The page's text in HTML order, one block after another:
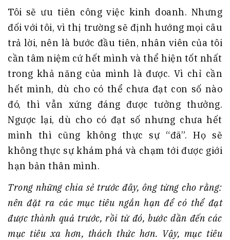
Tôi sẽ ưu tiên công việc kinh doanh. Nhưng
đối với tôi, vì thị trường sẽ định hướng mọi câu
trả lời, nên là bước đầu tiên, nhân viên của tôi
cần tâm niệm cứ hết mình và thể hiện tốt nhất
trong khả năng của mình là được. Vì chỉ cần
hết mình, dù cho có thể chưa đạt con số nào
đó, thì vẫn xứng đáng được tưởng thưởng.
Ngược lại, dù cho có đạt số nhưng chưa hết
mình thì cũng không thực sự “đã”. Họ sẽ
không thực sự khám phá và chạm tới được giới
hạn bản thân mình.
Trong những chia sẻ trước đây, ông từng cho rằng:
nên đặt ra các mục tiêu ngắn hạn để có thể đạt
được thành quả trước, rồi từ đó, bước dần đến các
mục tiêu xa hơn, thách thức hơn. Vậy, mục tiêu